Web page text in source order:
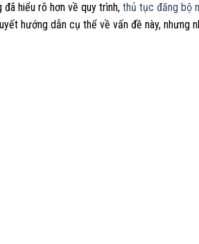
đã hiểu rõ hơn về quy trình, thủ tục đăng bộ
hướng dẫn cụ thể về vấn đề này, nhưng